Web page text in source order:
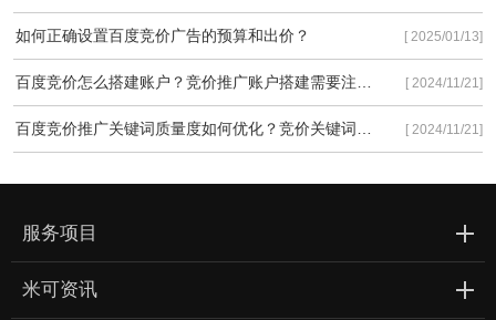
如何正确设置百度竞价广告的预算和出价？ [ 2025/01/13]
[ 2024/11/21]
[ 2024/11/21]
服务项目
米可资讯